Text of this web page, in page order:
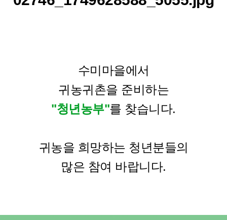
수미마을에서
귀농귀촌을 준비하는
"청년농부"를 찾습니다.
귀농을 희망하는 청년분들의
많은 참여 바랍니다.